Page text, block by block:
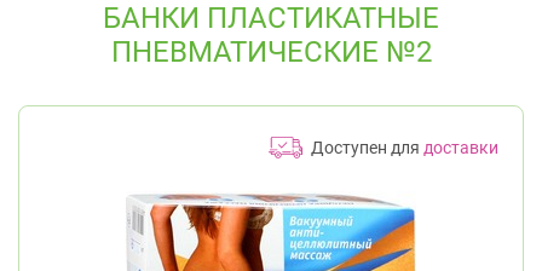
БАНКИ ПЛАСТИКАТНЫЕ
ПНЕВМАТИЧЕСКИЕ №2
Доступен для доставки